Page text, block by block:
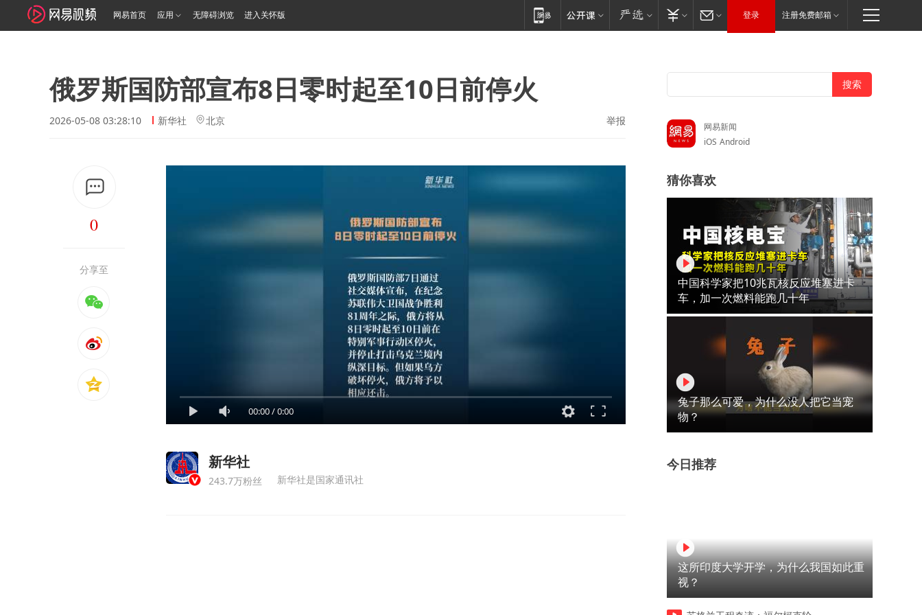
网易首页 应用 无障碍浏览 进入关怀版 登录 注册免费邮箱
俄罗斯国防部宣布8日零时起至10日前停火
2026-05-08 03:28:10 新华社 北京 举报
0
分享至
00:00/0:00
新华社
243.7万粉丝 新华社是国家通讯社
网易新闻
iOS Android
猜你喜欢
中国科学家把10兆瓦核反应堆塞进卡
车，加一次燃料能跑几十年
兔子那么可爱，为什么没人把它当宠
物？
今日推荐
这所印度大学开学，为什么我国如此重
视？